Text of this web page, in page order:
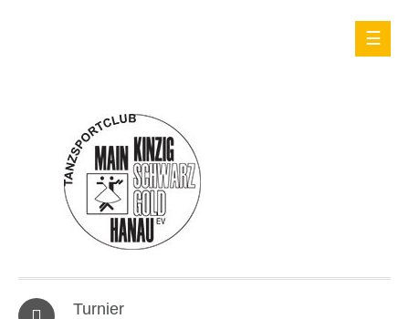
Turnier